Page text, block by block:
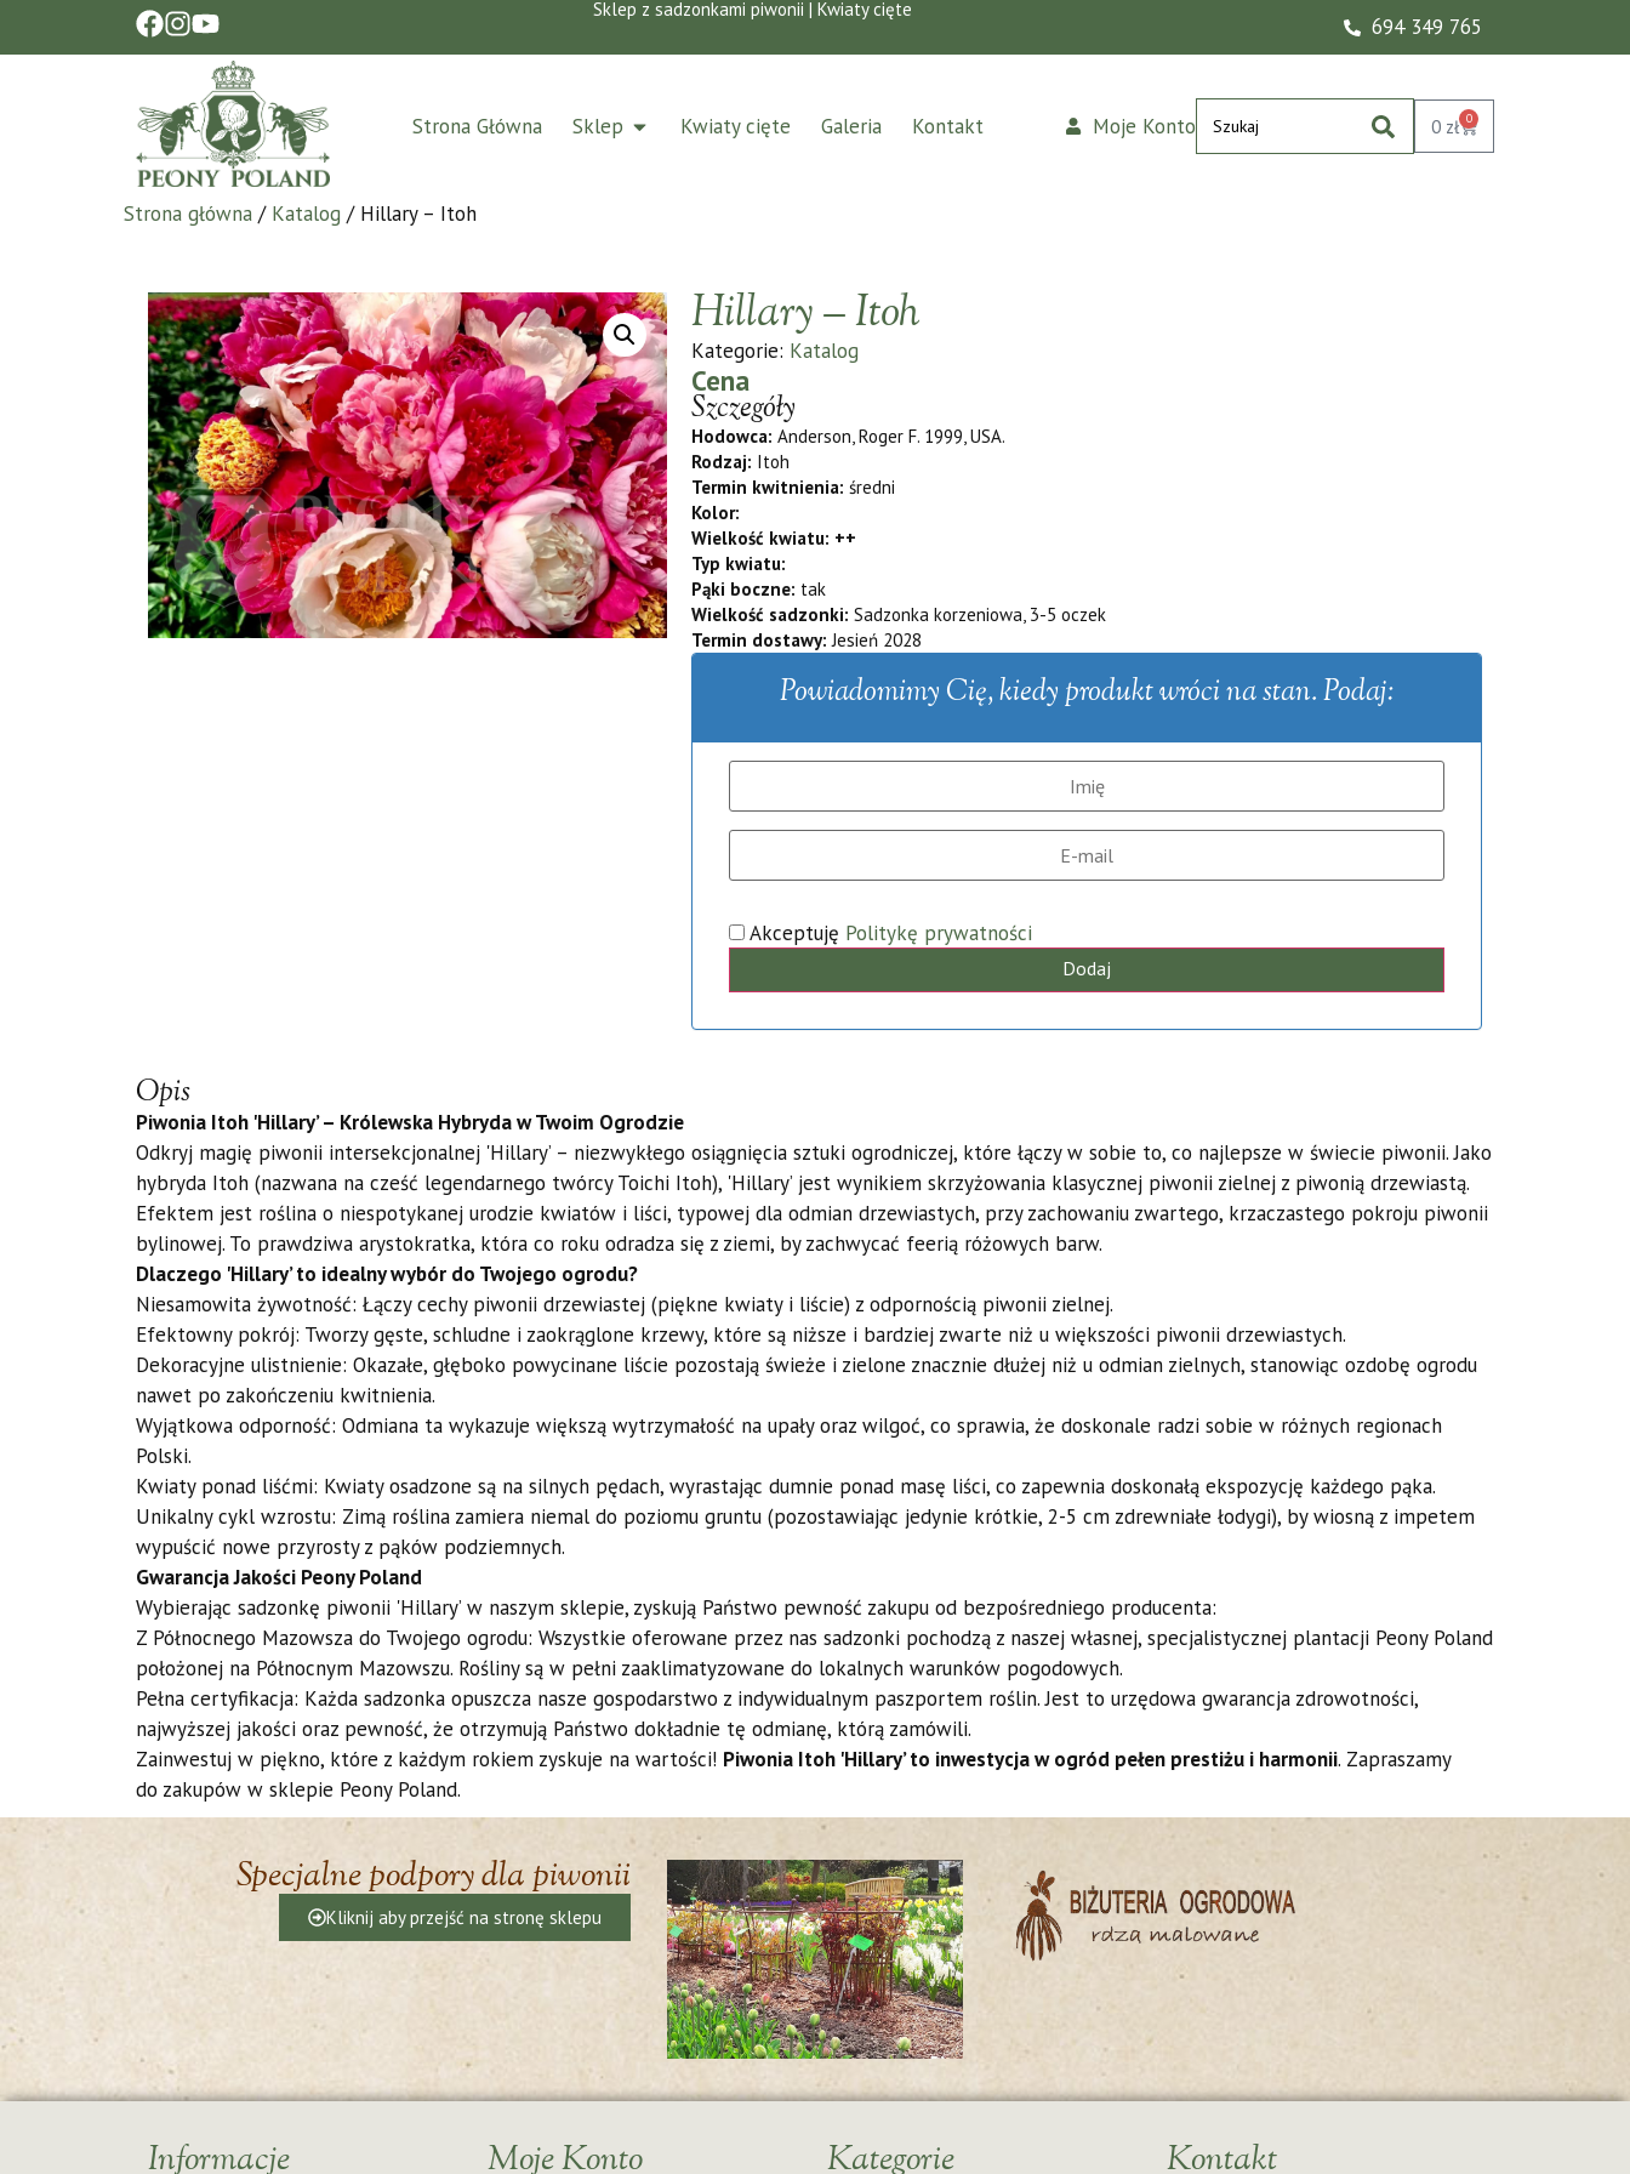
Sklep z sadzonkami piwonii | Kwiaty cięte
694 349 765
Strona Główna Sklep Kwiaty cięte Galeria Kontakt Moje Konto 0 zł 0
Strona główna / Katalog / Hillary – Itoh
Hillary – Itoh
Kategorie: Katalog
Cena
Szczegóły
Hodowca: Anderson, Roger F. 1999, USA.
Rodzaj: Itoh
Termin kwitnienia: średni
Kolor:
Wielkość kwiatu: ++
Typ kwiatu:
Pąki boczne: tak
Wielkość sadzonki: Sadzonka korzeniowa, 3-5 oczek
Termin dostawy: Jesień 2028
Powiadomimy Cię, kiedy produkt wróci na stan. Podaj:
Akceptuję Politykę prywatności
Dodaj
Opis
Piwonia Itoh 'Hillary’ – Królewska Hybryda w Twoim Ogrodzie
Odkryj magię piwonii intersekcjonalnej 'Hillary’ – niezwykłego osiągnięcia sztuki ogrodniczej, które łączy w sobie to, co najlepsze w świecie piwonii. Jako
hybryda Itoh (nazwana na cześć legendarnego twórcy Toichi Itoh), 'Hillary’ jest wynikiem skrzyżowania klasycznej piwonii zielnej z piwonią drzewiastą.
Efektem jest roślina o niespotykanej urodzie kwiatów i liści, typowej dla odmian drzewiastych, przy zachowaniu zwartego, krzaczastego pokroju piwonii
bylinowej. To prawdziwa arystokratka, która co roku odradza się z ziemi, by zachwycać feerią różowych barw.
Dlaczego 'Hillary’ to idealny wybór do Twojego ogrodu?
Niesamowita żywotność: Łączy cechy piwonii drzewiastej (piękne kwiaty i liście) z odpornością piwonii zielnej.
Efektowny pokrój: Tworzy gęste, schludne i zaokrąglone krzewy, które są niższe i bardziej zwarte niż u większości piwonii drzewiastych.
Dekoracyjne ulistnienie: Okazałe, głęboko powycinane liście pozostają świeże i zielone znacznie dłużej niż u odmian zielnych, stanowiąc ozdobę ogrodu
nawet po zakończeniu kwitnienia.
Wyjątkowa odporność: Odmiana ta wykazuje większą wytrzymałość na upały oraz wilgoć, co sprawia, że doskonale radzi sobie w różnych regionach
Polski.
Kwiaty ponad liśćmi: Kwiaty osadzone są na silnych pędach, wyrastając dumnie ponad masę liści, co zapewnia doskonałą ekspozycję każdego pąka.
Unikalny cykl wzrostu: Zimą roślina zamiera niemal do poziomu gruntu (pozostawiając jedynie krótkie, 2-5 cm zdrewniałe łodygi), by wiosną z impetem
wypuścić nowe przyrosty z pąków podziemnych.
Gwarancja Jakości Peony Poland
Wybierając sadzonkę piwonii 'Hillary’ w naszym sklepie, zyskują Państwo pewność zakupu od bezpośredniego producenta:
Z Północnego Mazowsza do Twojego ogrodu: Wszystkie oferowane przez nas sadzonki pochodzą z naszej własnej, specjalistycznej plantacji Peony Poland
położonej na Północnym Mazowszu. Rośliny są w pełni zaaklimatyzowane do lokalnych warunków pogodowych.
Pełna certyfikacja: Każda sadzonka opuszcza nasze gospodarstwo z indywidualnym paszportem roślin. Jest to urzędowa gwarancja zdrowotności,
najwyższej jakości oraz pewność, że otrzymują Państwo dokładnie tę odmianę, którą zamówili.
Zainwestuj w piękno, które z każdym rokiem zyskuje na wartości! Piwonia Itoh 'Hillary’ to inwestycja w ogród pełen prestiżu i harmonii. Zapraszamy
do zakupów w sklepie Peony Poland.
Specjalne podpory dla piwonii
Kliknij aby przejść na stronę sklepu
Informacje Moje Konto Kategorie Kontakt